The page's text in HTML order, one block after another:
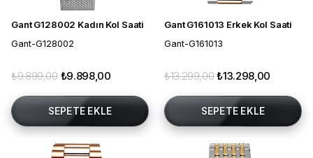
Gant G128002 Kadın Kol Saati
Gant-G128002
₺9.898,00
₺9.899,00
SEPETE EKLE
Gant G161013 Erkek Kol Saati
Gant-G161013
₺13.298,00
₺13.299,00
SEPETE EKLE